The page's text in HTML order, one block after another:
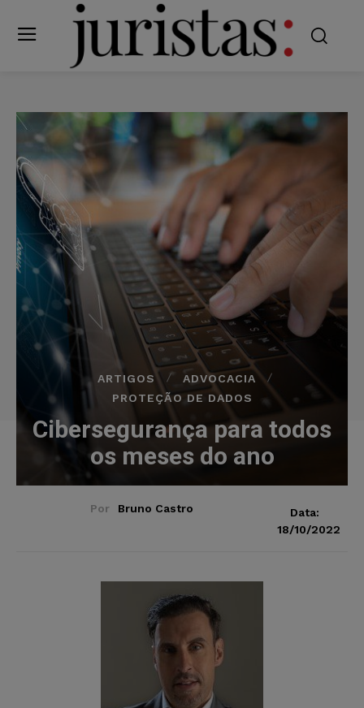
ARTIGOS
ADVOCACIA
PROTEÇÃO DE DADOS
Cibersegurança para todos
os meses do ano
Por Bruno Castro
Data:
18/10/2022